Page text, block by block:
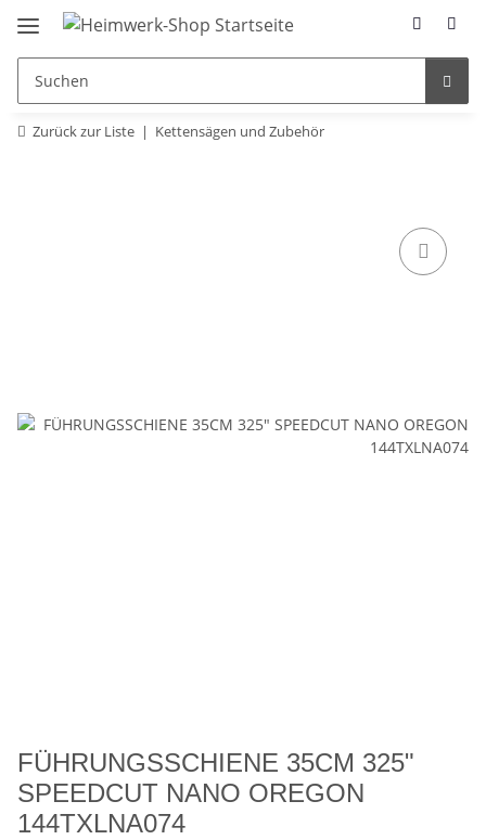
Zurück zur Liste Kettensägen und Zubehör
FÜHRUNGSSCHIENE 35CM 325"
SPEEDCUT NANO OREGON
144TXLNA074